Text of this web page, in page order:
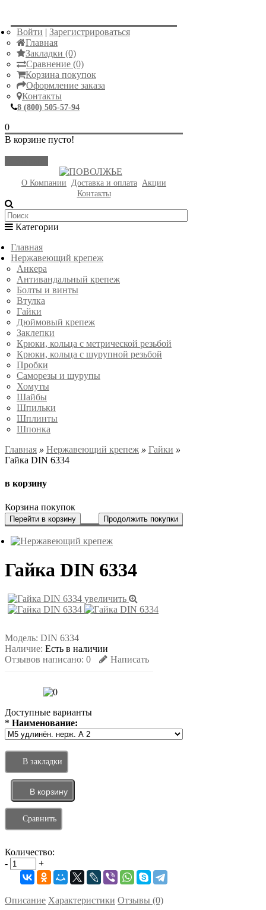
Войти | Зарегистрироваться
Главная
Закладки (0)
Сравнение (0)
Корзина покупок
Оформление заказа
Контакты
8 (800) 505-57-94
0
В корзине пусто!
О Компании Доставка и оплата Акции
Контакты
Категории
Главная
Нержавеющий крепеж
Анкера
Антивандальный крепеж
Болты и винты
Втулка
Гайки
Дюймовый крепеж
Заклепки
Крюки, кольца с метрической резьбой
Крюки, кольца с шурупной резьбой
Пробки
Саморезы и шурупы
Хомуты
Шайбы
Шпильки
Шплинты
Шпонка
Главная » Нержавеющий крепеж » Гайки »
Гайка DIN 6334
в корзину
Корзина покупок
Перейти в корзину Продолжить покупки
Гайка DIN 6334
увеличить
Модель: DIN 6334
Наличие: Есть в наличии
Отзывов написано: 0 Написать
Доступные варианты
* Наименование:
В закладки
Сравнить
Количество:
-
+
Описание Характеристики Отзывы (0)